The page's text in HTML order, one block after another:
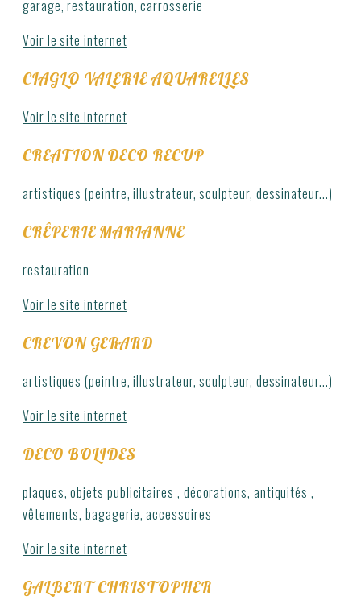
garage, restauration, carrosserie
Voir le site internet
CIAGLO VALERIE AQUARELLES
Voir le site internet
CREATION DECO RECUP
artistiques (peintre, illustrateur, sculpteur, dessinateur...)
CRÊPERIE MARIANNE
restauration
Voir le site internet
CREVON GERARD
artistiques (peintre, illustrateur, sculpteur, dessinateur...)
Voir le site internet
DECO BOLIDES
plaques, objets publicitaires , décorations, antiquités ,
vêtements, bagagerie, accessoires
Voir le site internet
GALBERT CHRISTOPHER